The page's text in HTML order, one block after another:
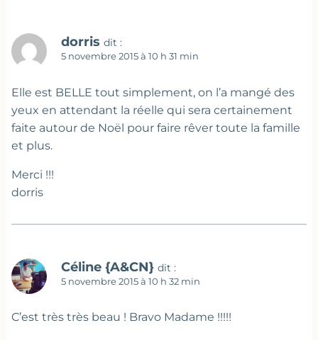
dorris dit :
5 novembre 2015 à 10 h 31 min
Elle est BELLE tout simplement, on l’a mangé des
yeux en attendant la réelle qui sera certainement
faite autour de Noël pour faire rêver toute la famille
et plus.
Merci !!!
dorris
Céline {A&CN} dit :
5 novembre 2015 à 10 h 32 min
C’est très très beau ! Bravo Madame !!!!!